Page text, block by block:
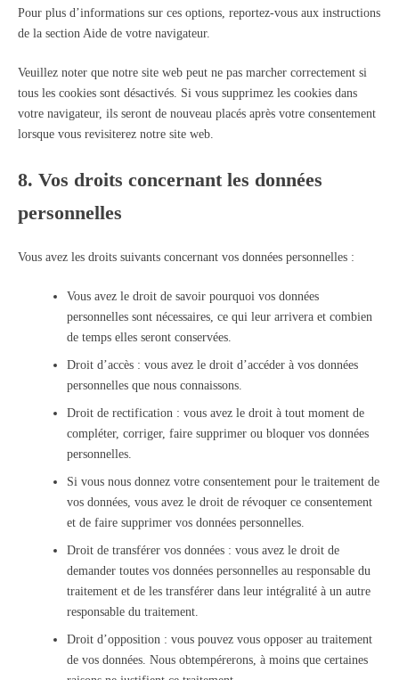
Pour plus d’informations sur ces options, reportez-vous aux instructions
de la section Aide de votre navigateur.
Veuillez noter que notre site web peut ne pas marcher correctement si
tous les cookies sont désactivés. Si vous supprimez les cookies dans
votre navigateur, ils seront de nouveau placés après votre consentement
lorsque vous revisiterez notre site web.
8. Vos droits concernant les données
personnelles
Vous avez les droits suivants concernant vos données personnelles :
Vous avez le droit de savoir pourquoi vos données
personnelles sont nécessaires, ce qui leur arrivera et combien
de temps elles seront conservées.
Droit d’accès : vous avez le droit d’accéder à vos données
personnelles que nous connaissons.
Droit de rectification : vous avez le droit à tout moment de
compléter, corriger, faire supprimer ou bloquer vos données
personnelles.
Si vous nous donnez votre consentement pour le traitement de
vos données, vous avez le droit de révoquer ce consentement
et de faire supprimer vos données personnelles.
Droit de transférer vos données : vous avez le droit de
demander toutes vos données personnelles au responsable du
traitement et de les transférer dans leur intégralité à un autre
responsable du traitement.
Droit d’opposition : vous pouvez vous opposer au traitement
de vos données. Nous obtempérerons, à moins que certaines